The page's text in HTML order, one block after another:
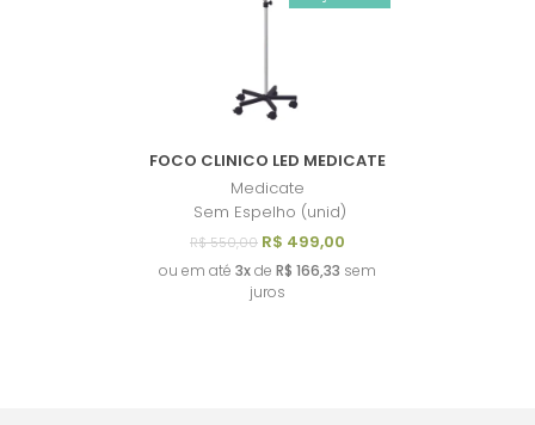
FOCO CLINICO LED MEDICATE
Medicate
Sem Espelho (unid)
R$ 550,00 R$ 499,00
ou em até 3xde R$ 166,33 sem
juros